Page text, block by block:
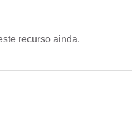
recurso ainda.